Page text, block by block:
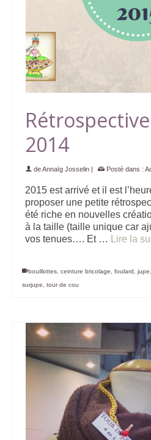
2014
deAnnaïg Josselin | Posté dans :
2015 est arrivé et il est
proposer une petite
été riche en nouvelles
à la taille (taille unique car
vos tenues…. Et …
Lire la
bouillottes ceinture bricolage foulard jupe
surjupe
tour de cou